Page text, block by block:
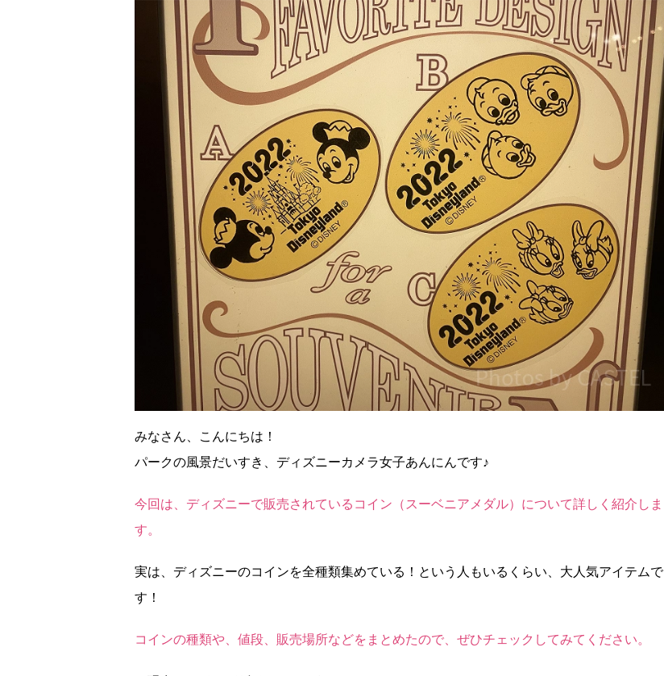
みなさん、こんにちは！
パークの風景だいすき、ディズニーカメラ女子あんにんです♪
今回は、ディズニーで販売されているコイン（スーベニアメダル）について詳しく紹介しま
す。
実は、ディズニーのコインを全種類集めている！という人もいるくらい、大人気アイテムで
す！
コインの種類や、値段、販売場所などをまとめたので、ぜひチェックしてみてください。